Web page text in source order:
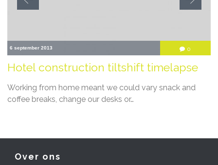
6 september 2013  0
Hotel construction tiltshift timelapse
Working from home meant we could vary snack and
coffee breaks, change our desks or…
Over ons